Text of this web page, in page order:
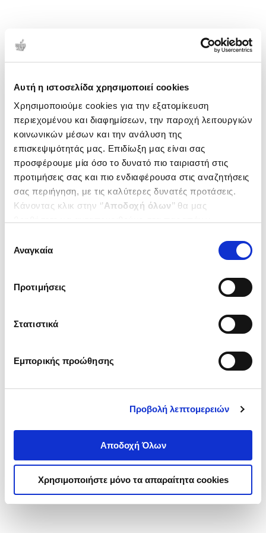
Αυτή η ιστοσελίδα χρησιμοποιεί cookies
Χρησιμοποιούμε cookies για την εξατομίκευση
περιεχομένου και διαφημίσεων, την παροχή λειτουργιών
κοινωνικών μέσων και την ανάλυση της
επισκεψιμότητάς μας. Επιδίωξη μας είναι σας
προσφέρουμε μία όσο το δυνατό πιο ταιριαστή στις
προτιμήσεις σας και πιο ενδιαφέρουσα στις αναζητήσεις
σας περιήγηση, με τις καλύτερες δυνατές προτάσεις.
Κάνοντας κλικ στην ‘’Αποδοχή όλων’’ θα μας
ενδιαφέρουν και να επιλέξετε από τα παρακάτω με την
΄΄και να ενημερωθείτε σχετικά με
συγκατάθεσης
Αναγκαία
Προτιμήσεις
Στατιστικά
Εμπορικής προώθησης
Προβολή λεπτομερειών
Αποδοχή Όλων
Χρησιμοποιήστε μόνο τα απαραίτητα cookies